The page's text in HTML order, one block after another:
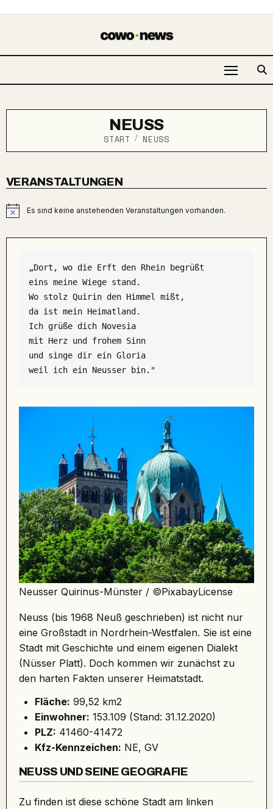
NEUSS
START NEUSS
VERANSTALTUNGEN
HinweisEs sind keine anstehenden Veranstaltungen vorhanden.
„Dort, wo die Erft den Rhein begrüßt
eins meine Wiege stand.
Wo stolz Quirin den Himmel mißt,
da ist mein Heimatland.
Ich grüße dich Novesia
mit Herz und frohem Sinn
und singe dir ein Gloria
weil ich ein Neusser bin."
Neusser Quirinus-Münster / ©PixabayLicense
Neuss (bis 1968 Neuß geschrieben) ist nicht nur
eine Großstadt in Nordrhein-Westfalen. Sie ist eine
Stadt mit Geschichte und einem eigenen Dialekt
(Nüsser Platt). Doch kommen wir zunächst zu
den harten Fakten unserer Heimatstadt.
Fläche: 99,52 km2
Einwohner: 153.109 (Stand: 31.12.2020)
PLZ: 41460-41472
Kfz-Kennzeichen: NE, GV
NEUSS UND SEINE GEOGRAFIE
Zu finden ist diese schöne Stadt am linken